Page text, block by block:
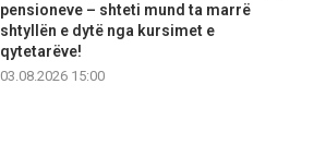
pensioneve – shteti mund ta marrë
shtyllën e dytë nga kursimet e
qytetarëve!
03.08.2026 15:00